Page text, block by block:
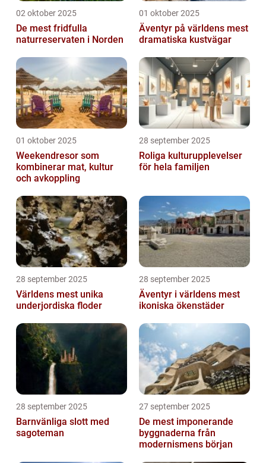
02 oktober 2025
De mest fridfulla
naturreservaten i Norden
01 oktober 2025
Äventyr på världens mest
dramatiska kustvägar
01 oktober 2025
Weekendresor som
kombinerar mat, kultur
och avkoppling
28 september 2025
Roliga kulturupplevelser
för hela familjen
28 september 2025
Världens mest unika
underjordiska floder
28 september 2025
Äventyr i världens mest
ikoniska ökenstäder
28 september 2025
Barnvänliga slott med
sagoteman
27 september 2025
De mest imponerande
byggnaderna från
modernismens början